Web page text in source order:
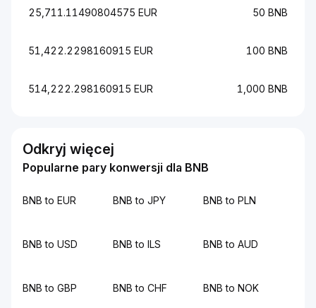
25,711.11490804575 EUR 50 BNB
51,422.2298160915 EUR 100 BNB
514,222.298160915 EUR 1,000 BNB
Odkryj więcej
Popularne pary konwersji dla BNB
BNB to EUR BNB to JPY BNB to PLN
BNB to USD BNB to ILS BNB to AUD
BNB to GBP BNB to CHF BNB to NOK